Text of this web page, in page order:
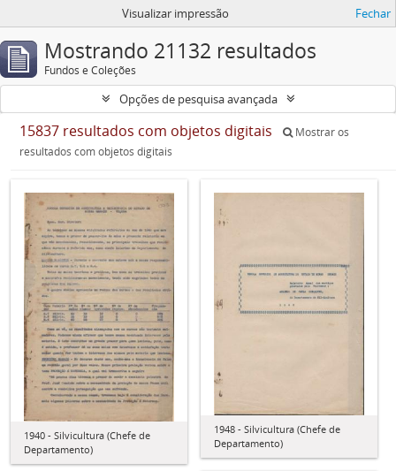
Visualizar impressão Fechar
Mostrando 21132 resultados
Fundos e Coleções
Opções de pesquisa avançada
15837 resultados com objetos digitais
Mostrar os
resultados com objetos digitais
1940 - Silvicultura (Chefe de
Departamento)
1948 - Silvicultura (Chefe de
Departamento)